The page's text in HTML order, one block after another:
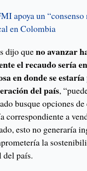
apoya un “consenso
en Colombia
dijo queno avanzar
el recaudo sería
en donde se
del país,
busque opciones
correspondiente a
esto no generaría
la
del país.